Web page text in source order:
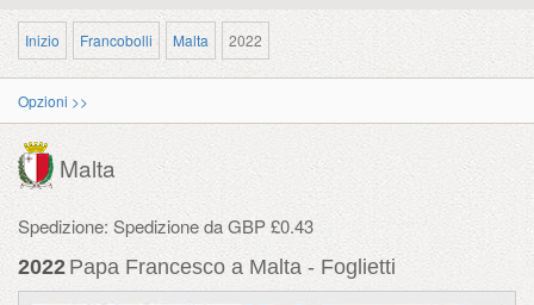
Inizio Francobolli Malta 2022
Opzioni >>
Malta
Spedizione: Spedizione da GBP £0.43
2022 Papa Francesco a Malta - Foglietti